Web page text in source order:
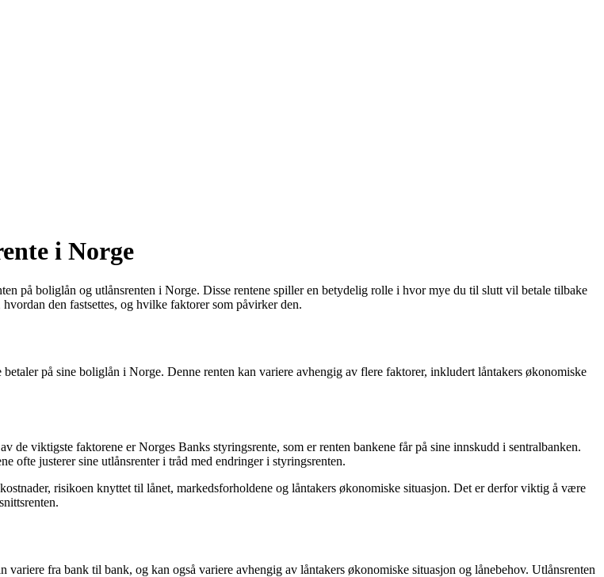
i Norge
på boliglån og utlånsrenten i Norge. Disse rentene spiller en betydelig rolle i hvor mye du til slutt vil betale tilbake
den fastsettes, og hvilke faktorer som påvirker den.
på sine boliglån i Norge. Denne renten kan variere avhengig av flere faktorer, inkludert låntakers økonomiske
de viktigste faktorene er Norges Banks styringsrente, som er renten bankene får på sine innskudd i sentralbanken.
ofte justerer sine utlånsrenter i tråd med endringer i styringsrenten.
risikoen knyttet til lånet, markedsforholdene og låntakers økonomiske situasjon. Det er derfor viktig å være
fra bank til bank, og kan også variere avhengig av låntakers økonomiske situasjon og lånebehov. Utlånsrenten